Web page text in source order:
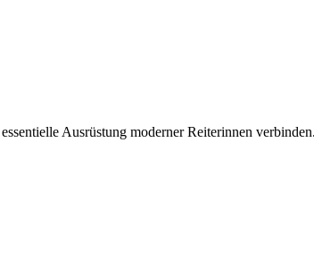
Ausrüstung moderner Reiterinnen